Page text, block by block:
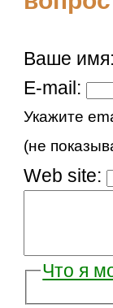
Ваше
E-mail:
Укажите
(не
Web site:
Что я